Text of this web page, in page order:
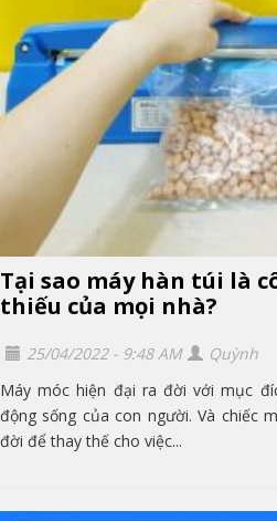
Tại sao máy hàn túi là
thiếu của mọi nhà?
25/04/2022 - 9:48 AM
Quỳnh
Máy móc hiện đại ra đời với mục
động sống của con người. Và chiếc
đời để thay thế cho việc...